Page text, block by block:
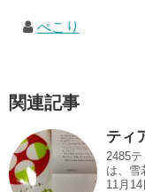
ぺこり
関連記事
ティ
2485
は、雪
11月